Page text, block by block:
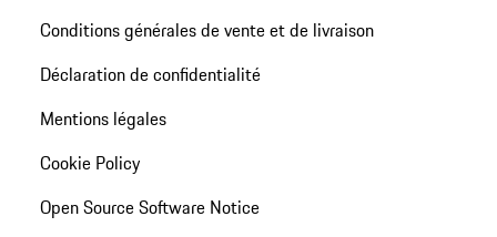
Conditions générales de vente et de livraison
Déclaration de confidentialité
Mentions légales
Cookie Policy
Open Source Software Notice